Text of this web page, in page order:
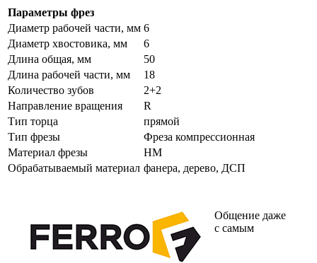
Параметры фрез
Диаметр рабочей части, мм 6
Диаметр хвостовика, мм
6
Длина общая, мм
50
Длина рабочей части, мм
18
Количество зубов
2+2
Направление вращения
R
Тип торца
прямой
Тип фрезы
Фреза компрессионная
Материал фрезы
HM
Обрабатываемый материал фанера, дерево, ДСП
Общение даже
с самым